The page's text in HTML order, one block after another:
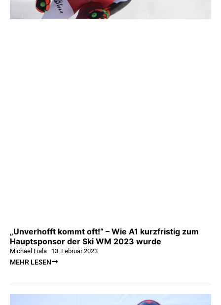
„Unverhofft kommt oft!“ – Wie A1 kurzfristig zum
Hauptsponsor der Ski WM 2023 wurde
Michael Fiala–13. Februar 2023
MEHR LESEN